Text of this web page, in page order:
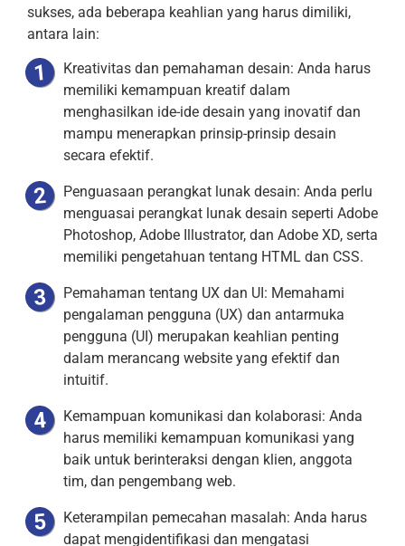
sukses, ada beberapa keahlian yang harus dimiliki,
antara lain:
Kreativitas dan pemahaman desain: Anda harus
memiliki kemampuan kreatif dalam
menghasilkan ide-ide desain yang inovatif dan
mampu menerapkan prinsip-prinsip desain
secara efektif.
Penguasaan perangkat lunak desain: Anda perlu
menguasai perangkat lunak desain seperti Adobe
Photoshop, Adobe Illustrator, dan Adobe XD, serta
memiliki pengetahuan tentang HTML dan CSS.
Pemahaman tentang UX dan UI: Memahami
pengalaman pengguna (UX) dan antarmuka
pengguna (UI) merupakan keahlian penting
dalam merancang website yang efektif dan
intuitif.
Kemampuan komunikasi dan kolaborasi: Anda
harus memiliki kemampuan komunikasi yang
baik untuk berinteraksi dengan klien, anggota
tim, dan pengembang web.
Keterampilan pemecahan masalah: Anda harus
dapat mengidentifikasi dan mengatasi